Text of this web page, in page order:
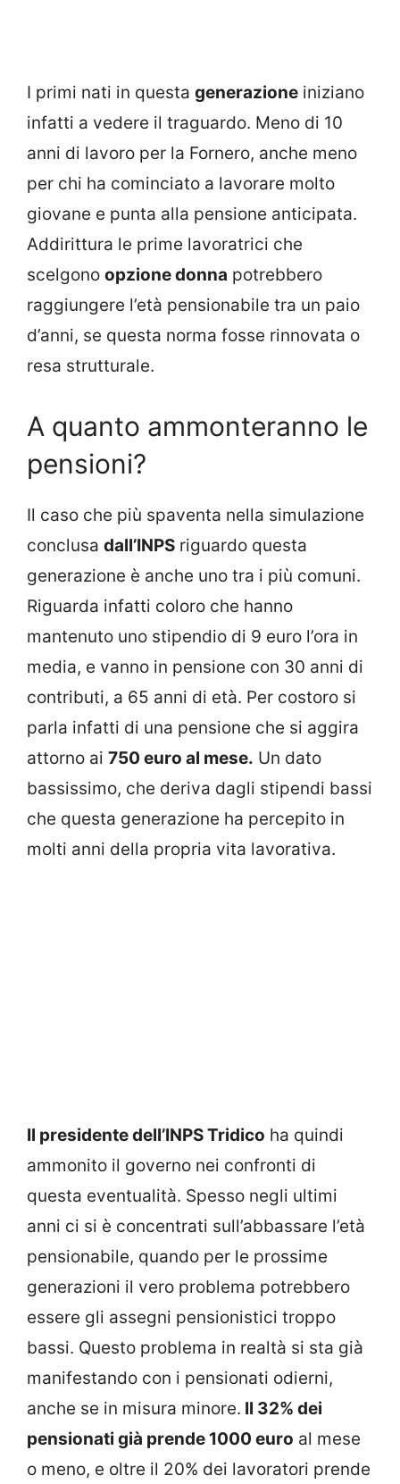
I primi nati in questa generazione iniziano
infatti a vedere il traguardo. Meno di 10
anni di lavoro per la Fornero, anche meno
per chi ha cominciato a lavorare molto
giovane e punta alla pensione anticipata.
Addirittura le prime lavoratrici che
scelgono opzione donna potrebbero
raggiungere l’età pensionabile tra un paio
d’anni, se questa norma fosse rinnovata o
resa strutturale.
A quanto ammonteranno le
pensioni?
Il caso che più spaventa nella simulazione
conclusa dall’INPS riguardo questa
generazione è anche uno tra i più comuni.
Riguarda infatti coloro che hanno
mantenuto uno stipendio di 9 euro l’ora in
media, e vanno in pensione con 30 anni di
contributi, a 65 anni di età. Per costoro si
parla infatti di una pensione che si aggira
attorno ai 750 euro al mese. Un dato
bassissimo, che deriva dagli stipendi bassi
che questa generazione ha percepito in
molti anni della propria vita lavorativa.
Il presidente dell’INPS Tridico ha quindi
ammonito il governo nei confronti di
questa eventualità. Spesso negli ultimi
anni ci si è concentrati sull’abbassare l’età
pensionabile, quando per le prossime
generazioni il vero problema potrebbero
essere gli assegni pensionistici troppo
bassi. Questo problema in realtà si sta già
manifestando con i pensionati odierni,
anche se in misura minore. Il 32% dei
pensionati già prende 1000 euro al mese
o meno, e oltre il 20% dei lavoratori prende